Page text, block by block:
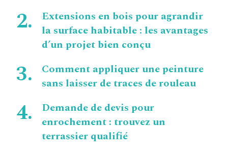
Extensions en bois pour agrandir
la surface habitable : les avantages
d’un projet bien conçu
Comment appliquer une peinture
sans laisser de traces de rouleau
Demande de devis pour
enrochement : trouvez un
terrassier qualifié